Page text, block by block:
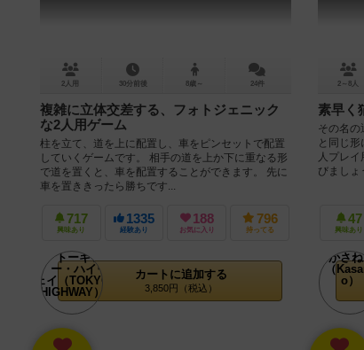
2人用 30分前後 8歳～ 24件
複雑に立体交差する、フォトジェニック
な2人用ゲーム
柱を立て、道を上に配置し、車をピンセットで配置
していくゲームです。 相手の道を上か下に重なる形
で道を置くと、車を配置することができます。 先に
車を置ききったら勝ちです...
717
興味あり
1335
経験あり
188
お気に入り
796
持ってる
カートに追加する
3,850円（税込）
2～8人
素早く
その名の
と同じ
人プレ
びましょ
47
興味あり